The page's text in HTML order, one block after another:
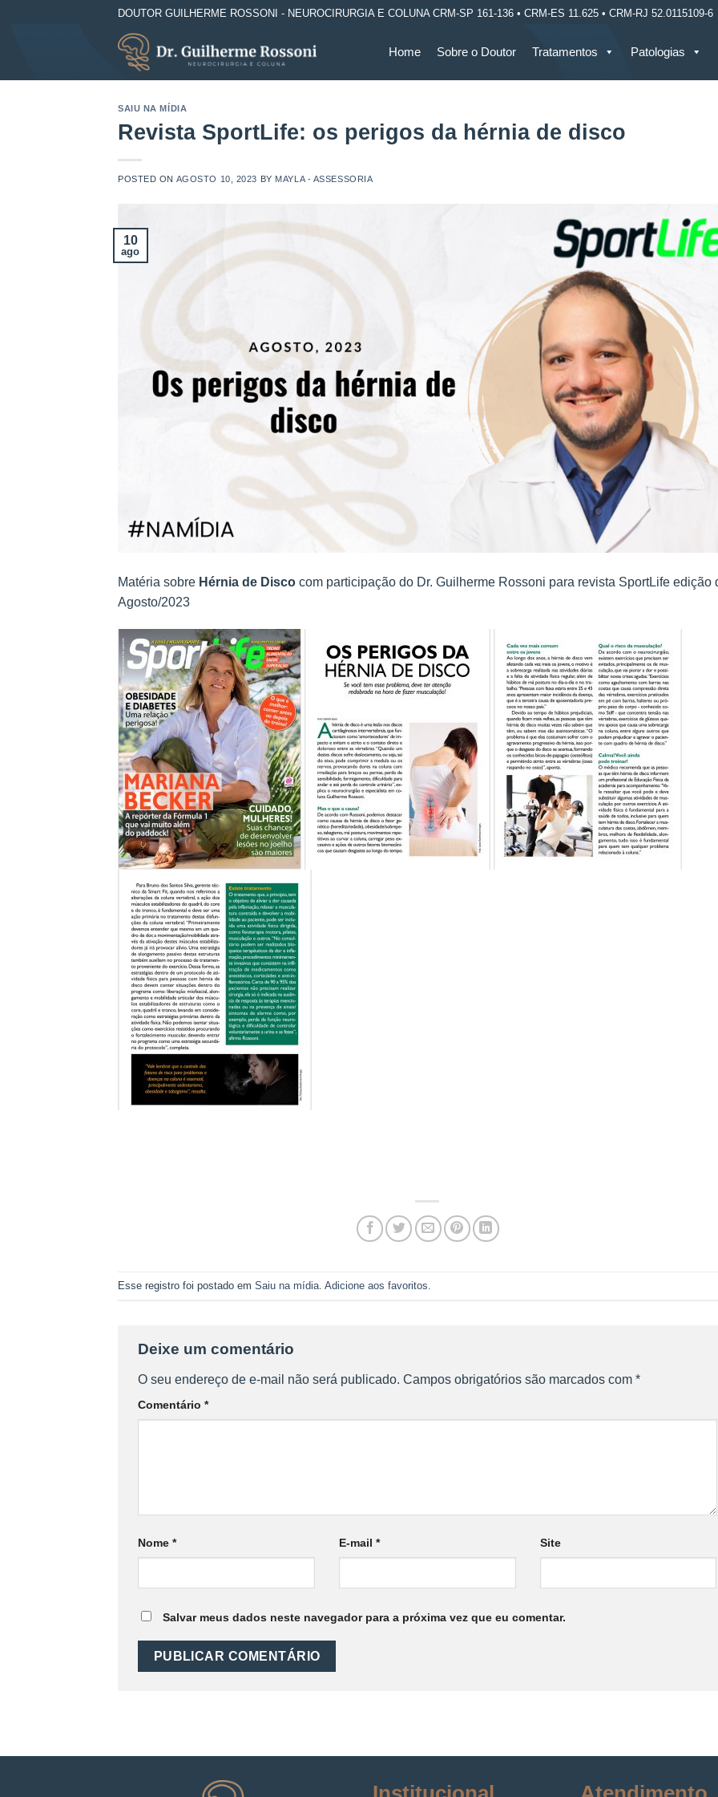
DOUTOR GUILHERME ROSSONI - NEUROCIRURGIA E COLUNA CRM-SP 161-136 • CRM-ES 11.625 • CRM-RJ 52.0115109-6
Home Sobre o Doutor Tratamentos Patologias
SAIU NA MÍDIA
Revista SportLife: os perigos da hérnia de disco
POSTED ON AGOSTO 10, 2023 BY MAYLA - ASSESSORIA
10
ago
Matéria sobre Hérnia de Disco com participação do Dr. Guilherme Rossoni para revista SportLife edição
Agosto/2023
Esse registro foi postado em Saiu na mídia Adicione aos favoritos
Deixe um comentário
O seu endereço de e-mail não será publicado. Campos obrigatórios são marcados com *
Comentário *
Nome * E-mail * Site
Salvar meus dados neste navegador para a próxima vez que eu comentar.